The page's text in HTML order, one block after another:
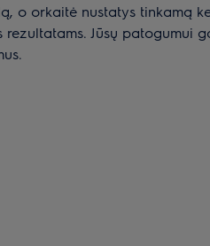
o orkaitė nustatys tinkamą
rezultatams. Jūsų patogumui